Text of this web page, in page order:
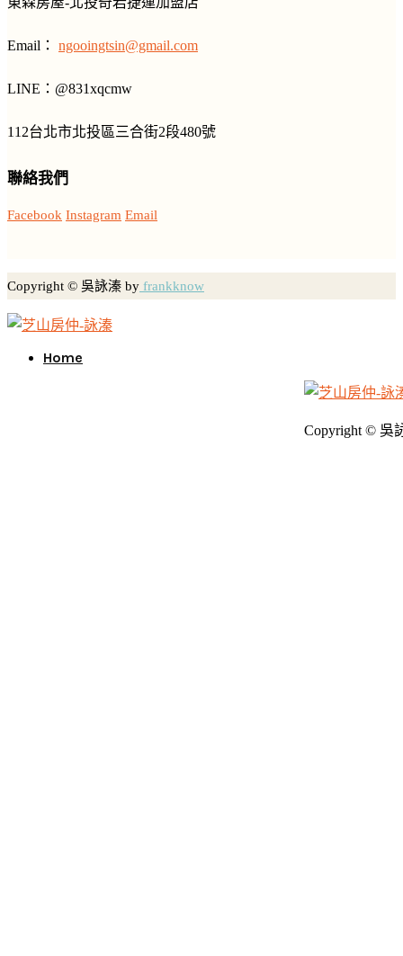
Email： ngooingtsin@gmail.com
LINE ： @831xqcmw
112台北市北投區三合街2段480號
聯絡我們
Facebook Instagram Email
Copyright © 吳詠溱 by frankknow
Home
Copyright © 吳